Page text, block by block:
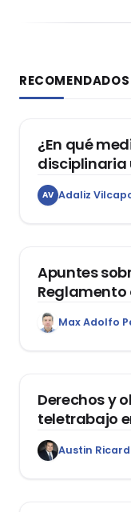
RECOMENDADOS
DERECHO
¿En qué
libertad de
AV Adaliz
Apuntes
Reglamento
1400, que
Garantía
Max Adolfo
Derechos y
teletrabajo